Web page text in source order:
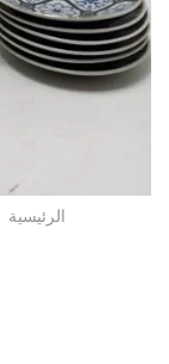
الرئيسية